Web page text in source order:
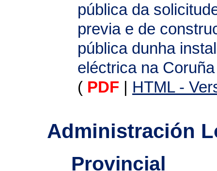
pública da
previa e de
pública dunha
eléctrica na
( PDF HTML -
Administración
Provincial